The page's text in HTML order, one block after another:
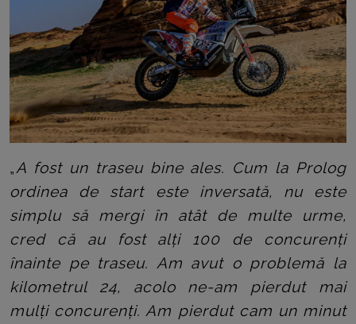
„A fost un traseu bine ales. Cum la Prolog
ordinea de start este inversată, nu este
simplu să mergi în atât de multe urme,
cred că au fost alți 100 de concurenți
înainte pe traseu. Am avut o problemă la
kilometrul 24, acolo ne-am pierdut mai
mulți concurenți. Am pierdut cam un minut